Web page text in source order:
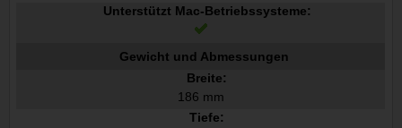
Unterstützt Mac-Betriebssysteme:
Gewicht und Abmessungen
Breite:
186 mm
Tiefe: